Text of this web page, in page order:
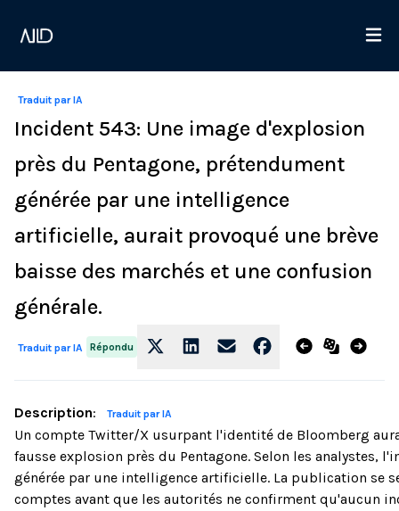
Traduit par IA
Incident 543: Une image d'explosion
près du Pentagone, prétendument
générée par une intelligence
artificielle, aurait provoqué une brève
baisse des marchés et une confusion
générale.
Traduit par IA Répondu
Description: Traduit par IA
Un compte Twitter/X usurpant l'identité de Bloomberg
fausse explosion près du Pentagone. Selon les analystes,
générée par une intelligence artificielle. La publication se
comptes avant que les autorités ne confirment qu'aucun